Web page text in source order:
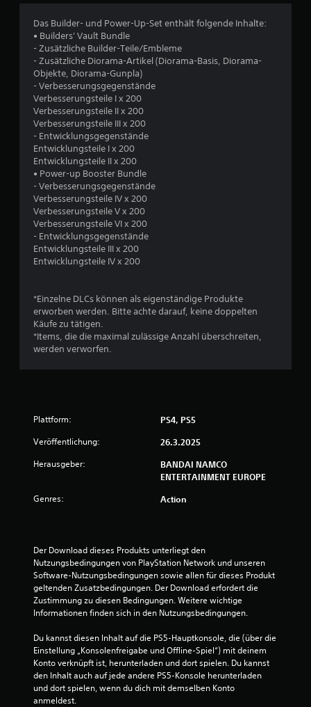
c
g
:
e
r
e
n
Das Builder- und Power-Up-Set enthält folgende Inhalte:
• Builders' Vault Bundle
- Zusätzliche Builder-Teile/Embleme
- Zusätzliche Diorama-Artikel (Diorama-Basis, Diorama-
Objekte, Diorama-Gunpla)
- Verbesserungsgegenstände
Verbesserungsteile I x 200
Verbesserungsteile II x 200
Verbesserungsteile III x 200
- Entwicklungsgegenstände
Entwicklungsteile I x 200
Entwicklungsteile II x 200
• Power-up Booster Bundle
- Verbesserungsgegenstände
Verbesserungsteile IV x 200
Verbesserungsteile V x 200
Verbesserungsteile VI x 200
- Entwicklungsgegenstände
Entwicklungsteile III x 200
Entwicklungsteile IV x 200
*Einzelne DLCs können als eigenständige Produkte
erworben werden. Bitte achte darauf, keine doppelten
Käufe zu tätigen.
*Items, die die maximal zulässige Anzahl überschreiten,
werden verworfen.
Plattform: PS4, PS5
Veröffentlichung: 26.3.2025
Herausgeber:
BANDAI NAMCO
ENTERTAINMENT EUROPE
Genres: Action
Der Download dieses Produkts unterliegt den
Nutzungsbedingungen von PlayStation Network und unseren
Software-Nutzungsbedingungen sowie allen für dieses Produkt
geltenden Zusatzbedingungen. Der Download erfordert die
Zustimmung zu diesen Bedingungen. Weitere wichtige
Informationen finden sich in den Nutzungsbedingungen.
Du kannst diesen Inhalt auf die PS5-Hauptkonsole, die (über die
Einstellung „Konsolenfreigabe und Offline-Spiel“) mit deinem
Konto verknüpft ist, herunterladen und dort spielen. Du kannst
den Inhalt auch auf jede andere PS5-Konsole herunterladen
und dort spielen, wenn du dich mit demselben Konto
anmeldest.